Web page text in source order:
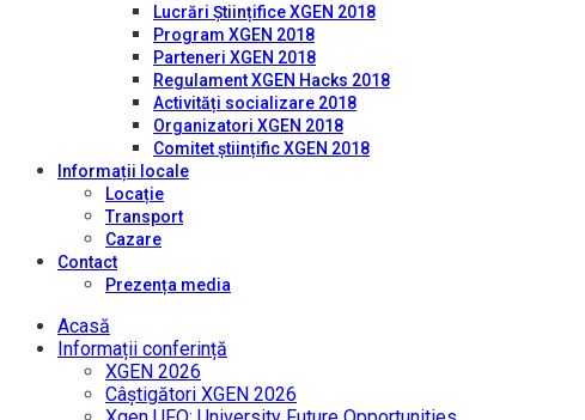
Lucrări Științifice XGEN 2018
Program XGEN 2018
Parteneri XGEN 2018
Regulament XGEN Hacks 2018
Activități socializare 2018
Organizatori XGEN 2018
Comitet științific XGEN 2018
Informații locale
Locație
Transport
Cazare
Contact
Prezența media
Acasă
Informații conferință
XGEN 2026
Câștigători XGEN 2026